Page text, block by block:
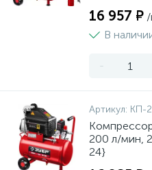
16 957 ₽
В
-
Артикул: КП-
200 л/мин,
24}